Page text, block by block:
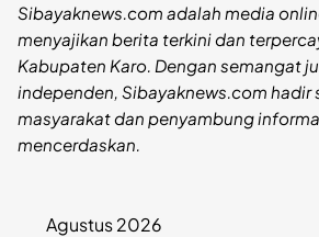
Sibayaknews.com adalah media
menyajikan berita terkini dan
Kabupaten Karo. Dengan semangat
independen, Sibayaknews.com hadir
masyarakat dan penyambung
mencerdaskan.
Agustus 2026